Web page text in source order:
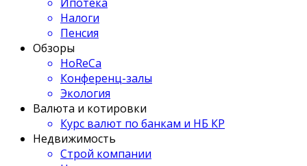
Налоги
Пенсия
Обзоры
HoReCa
Конференц-залы
Экология
Валюта и котировки
Курс валют по банкам и НБ КР
Недвижимость
Строй компании